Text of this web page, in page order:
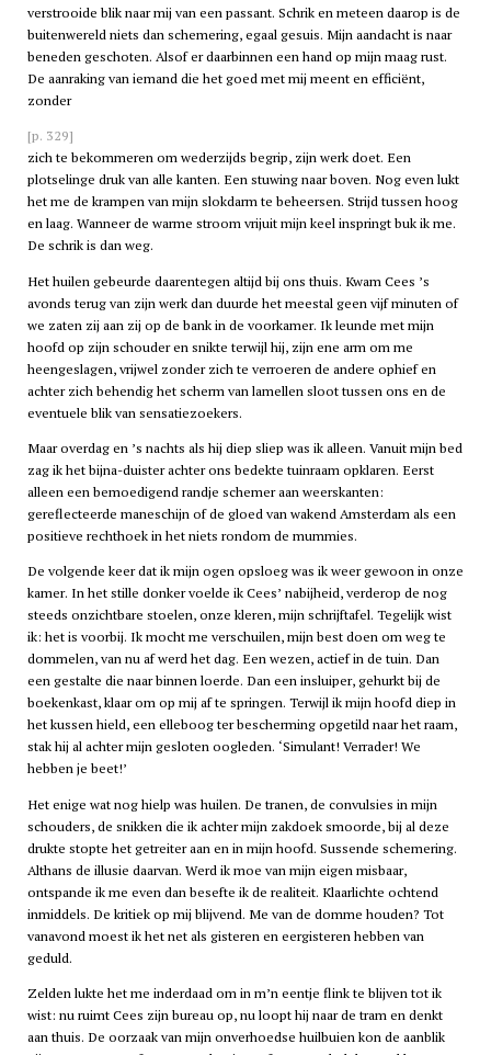
verstrooide blik naar mij van een passant. Schrik en meteen daarop is de
buitenwereld niets dan schemering, egaal gesuis. Mijn aandacht is naar
beneden geschoten. Alsof er daarbinnen een hand op mijn maag rust.
De aanraking van iemand die het goed met mij meent en efficiënt,
zonder
[p. 329]
zich te bekommeren om wederzijds begrip, zijn werk doet. Een
plotselinge druk van alle kanten. Een stuwing naar boven. Nog even lukt
het me de krampen van mijn slokdarm te beheersen. Strijd tussen hoog
en laag. Wanneer de warme stroom vrijuit mijn keel inspringt buk ik me.
De schrik is dan weg.
Het huilen gebeurde daarentegen altijd bij ons thuis. Kwam Cees ’s
avonds terug van zijn werk dan duurde het meestal geen vijf minuten of
we zaten zij aan zij op de bank in de voorkamer. Ik leunde met mijn
hoofd op zijn schouder en snikte terwijl hij, zijn ene arm om me
heengeslagen, vrijwel zonder zich te verroeren de andere ophief en
achter zich behendig het scherm van lamellen sloot tussen ons en de
eventuele blik van sensatiezoekers.
Maar overdag en ’s nachts als hij diep sliep was ik alleen. Vanuit mijn bed
zag ik het bijna-duister achter ons bedekte tuinraam opklaren. Eerst
alleen een bemoedigend randje schemer aan weerskanten:
gereflecteerde maneschijn of de gloed van wakend Amsterdam als een
positieve rechthoek in het niets rondom de mummies.
De volgende keer dat ik mijn ogen opsloeg was ik weer gewoon in onze
kamer. In het stille donker voelde ik Cees’ nabijheid, verderop de nog
steeds onzichtbare stoelen, onze kleren, mijn schrijftafel. Tegelijk wist
ik: het is voorbij. Ik mocht me verschuilen, mijn best doen om weg te
dommelen, van nu af werd het dag. Een wezen, actief in de tuin. Dan
een gestalte die naar binnen loerde. Dan een insluiper, gehurkt bij de
boekenkast, klaar om op mij af te springen. Terwijl ik mijn hoofd diep in
het kussen hield, een elleboog ter bescherming opgetild naar het raam,
stak hij al achter mijn gesloten oogleden. ‘Simulant! Verrader! We
hebben je beet!’
Het enige wat nog hielp was huilen. De tranen, de convulsies in mijn
schouders, de snikken die ik achter mijn zakdoek smoorde, bij al deze
drukte stopte het getreiter aan en in mijn hoofd. Sussende schemering.
Althans de illusie daarvan. Werd ik moe van mijn eigen misbaar,
ontspande ik me even dan besefte ik de realiteit. Klaarlichte ochtend
inmiddels. De kritiek op mij blijvend. Me van de domme houden? Tot
vanavond moest ik het net als gisteren en eergisteren hebben van
geduld.
Zelden lukte het me inderdaad om in m’n eentje flink te blijven tot ik
wist: nu ruimt Cees zijn bureau op, nu loopt hij naar de tram en denkt
aan thuis. De oorzaak van mijn onverhoedse huilbuien kon de aanblik